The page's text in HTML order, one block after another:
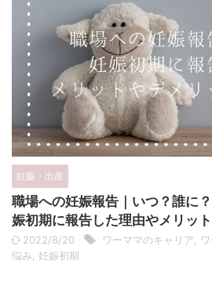
妊娠・出産
職場への妊娠報告｜いつ？誰に
娠初期に報告した理由やメリット
2022/8/20 ワーママのキャリア
悩み
妊娠初期